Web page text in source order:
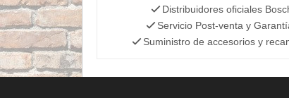
Distribuidores oficiales
Servicio Post-venta y
Suministro de accesorios y